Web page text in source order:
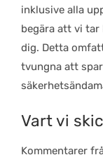
inklusive alla
begära att vi
dig. Detta
tvungna att
Vart vi
Kommentarer